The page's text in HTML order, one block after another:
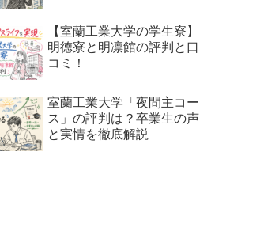
【室蘭工業大学の学生寮】
明徳寮と明凛館の評判と口
コミ！
室蘭工業大学「夜間主コー
ス」の評判は？卒業生の声
と実情を徹底解説